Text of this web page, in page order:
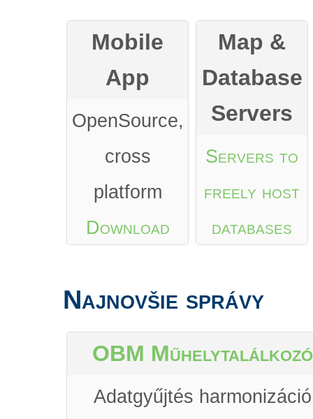
Mobile
App
OpenSource,
cross
platform
Download
PlayorApp
Store
Map &
Database
Servers
Servers to
freely host
databases
Najnovšie správy
OBM Műhelytalálkozó
Adatgyűjtés harmonizáció